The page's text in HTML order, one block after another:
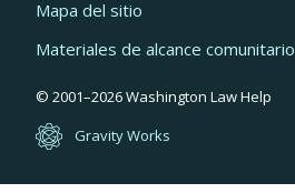
Quick
links
Mapa del sitio
Materiales de alcance comunitario
© 2001–2026Washington Law Help
Gravity Works